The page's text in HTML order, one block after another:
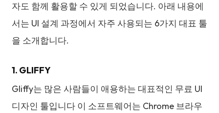
자도 함께 활용할 수 있게 되었습니다. 아래 내용에
서는 UI 설계 과정에서 자주 사용되는 6가지 대표 툴
을 소개합니다.
1. GLIFFY
Gliffy는 많은 사람들이 애용하는 대표적인 무료 UI
디자인 툴입니다 이 소프트웨어는 Chrome 브라우